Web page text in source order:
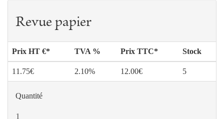
Revue papier
Prix HT €* TVA % Prix TTC* Stock
11.75€ 2.10% 12.00€ 5
Quantité